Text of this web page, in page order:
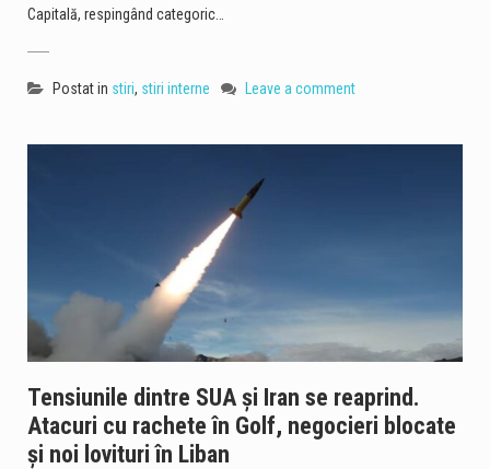
Capitală, respingând categoric…
Postat in stiri, stiri interne Leave a comment
Tensiunile dintre SUA și Iran se reaprind.
Atacuri cu rachete în Golf, negocieri blocate
și noi lovituri în Liban